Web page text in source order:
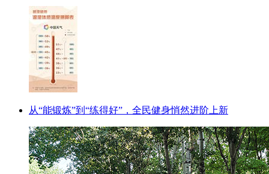
从“能锻炼”到“练得好”，全民健身悄然进阶上新